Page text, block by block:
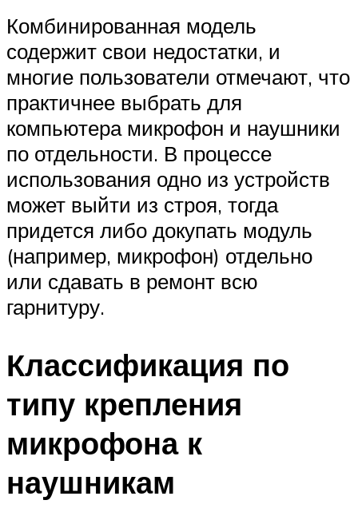
Комбинированная модель
содержит свои недостатки, и
многие пользователи отмечают, что
практичнее выбрать для
компьютера микрофон и наушники
по отдельности. В процессе
использования одно из устройств
может выйти из строя, тогда
придется либо докупать модуль
(например, микрофон) отдельно
или сдавать в ремонт всю
гарнитуру.
Классификация по
типу крепления
микрофона к
наушникам